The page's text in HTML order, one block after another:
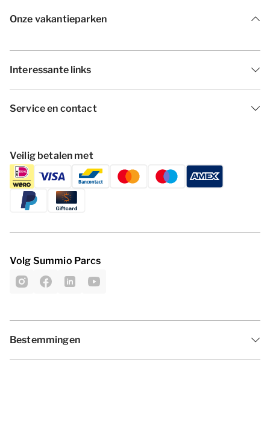
Onze vakantieparken
Interessante links
Service en contact
Veilig betalen met
Volg Summio Parcs
Bestemmingen